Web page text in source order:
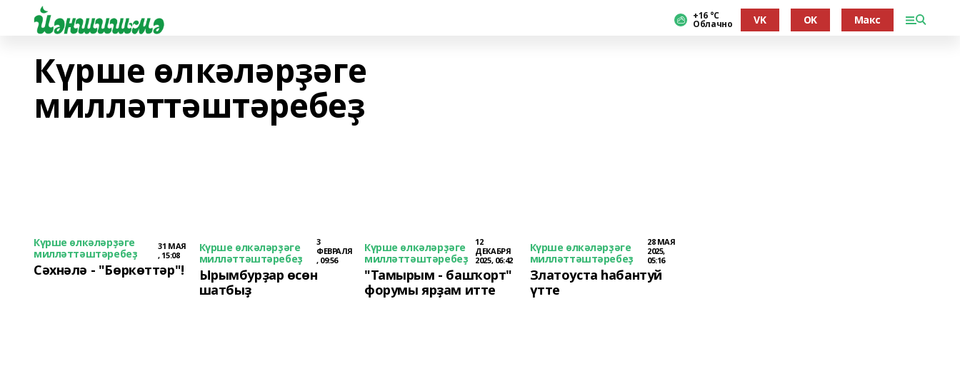
+16 °С
Облачно VK OK Макс
Күрше өлкәләрҙәге
милләттәштәребеҙ
Күрше өлкәләрҙәге
милләттәштәребеҙ
31 МАЯ
, 15:08
Сәхнәлә - "Бөркөттәр"!
Күрше өлкәләрҙәге
милләттәштәребеҙ
3
ФЕВРАЛЯ
, 09:56
Ырымбурҙар өсөн
шатбыҙ
Күрше өлкәләрҙәге
милләттәштәребеҙ
12
ДЕКАБРЯ
2025, 06:42
"Тамырым - башҡорт"
форумы ярҙам итте
Күрше өлкәләрҙәге
милләттәштәребеҙ
28 МАЯ
2025,
05:16
Златоуста һабантуй
үтте